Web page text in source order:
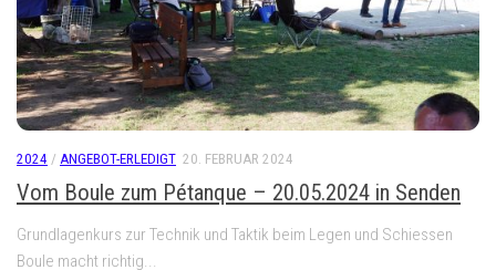
2024 / ANGEBOT-ERLEDIGT 20. FEBRUAR 2024
Vom Boule zum Pétanque – 20.05.2024 in Senden
Grundlagenkurs zur Technik und Taktik beim Legen und Schiessen
Boule macht richtig...